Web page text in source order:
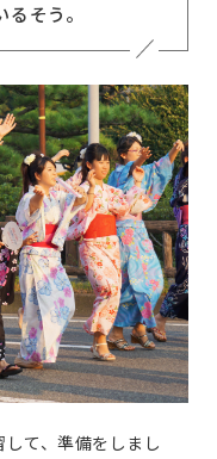
そう。
て、準備をしまし